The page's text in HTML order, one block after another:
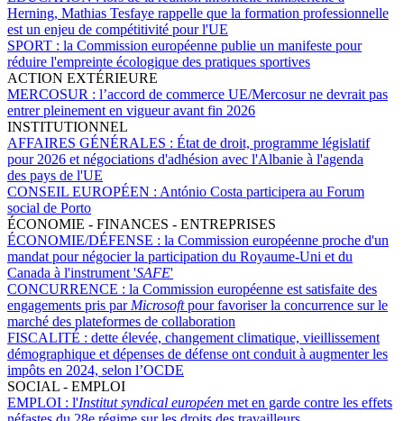
Herning, Mathias Tesfaye rappelle que la formation professionnelle
est un enjeu de compétitivité pour l'UE
SPORT : la Commission européenne publie un manifeste pour
réduire l'empreinte écologique des pratiques sportives
ACTION EXTÉRIEURE
MERCOSUR : l’accord de commerce UE/Mercosur ne devrait pas
entrer pleinement en vigueur avant fin 2026
INSTITUTIONNEL
AFFAIRES GÉNÉRALES : État de droit, programme législatif
pour 2026 et négociations d'adhésion avec l'Albanie à l'agenda
des pays de l'UE
CONSEIL EUROPÉEN : António Costa participera au Forum
social de Porto
ÉCONOMIE - FINANCES - ENTREPRISES
ÉCONOMIE/DÉFENSE : la Commission européenne proche d'un
mandat pour négocier la participation du Royaume-Uni et du
Canada à l'instrument 'SAFE'
CONCURRENCE : la Commission européenne est satisfaite des
engagements pris par Microsoftpour favoriser la concurrence sur le
marché des plateformes de collaboration
FISCALITÉ : dette élevée, changement climatique, vieillissement
démographique et dépenses de défense ont conduit à augmenter les
impôts en 2024, selon l’OCDE
SOCIAL - EMPLOI
EMPLOI : l'Institut syndical européen met en garde contre les effets